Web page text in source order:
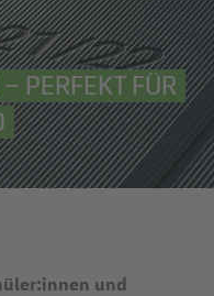
PERFEKT FÜR
und